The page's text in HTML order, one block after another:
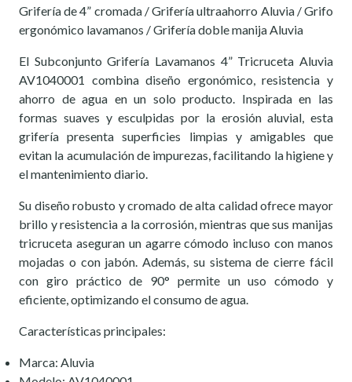
Grifería de 4” cromada / Grifería ultraahorro Aluvia / Grifo
ergonómico lavamanos / Grifería doble manija Aluvia
El Subconjunto Grifería Lavamanos 4” Tricruceta Aluvia
AV1040001 combina diseño ergonómico, resistencia y
ahorro de agua en un solo producto. Inspirada en las
formas suaves y esculpidas por la erosión aluvial, esta
grifería presenta superficies limpias y amigables que
evitan la acumulación de impurezas, facilitando la higiene y
el mantenimiento diario.
Su diseño robusto y cromado de alta calidad ofrece mayor
brillo y resistencia a la corrosión, mientras que sus manijas
tricruceta aseguran un agarre cómodo incluso con manos
mojadas o con jabón. Además, su sistema de cierre fácil
con giro práctico de 90° permite un uso cómodo y
eficiente, optimizando el consumo de agua.
Características principales:
Marca: Aluvia